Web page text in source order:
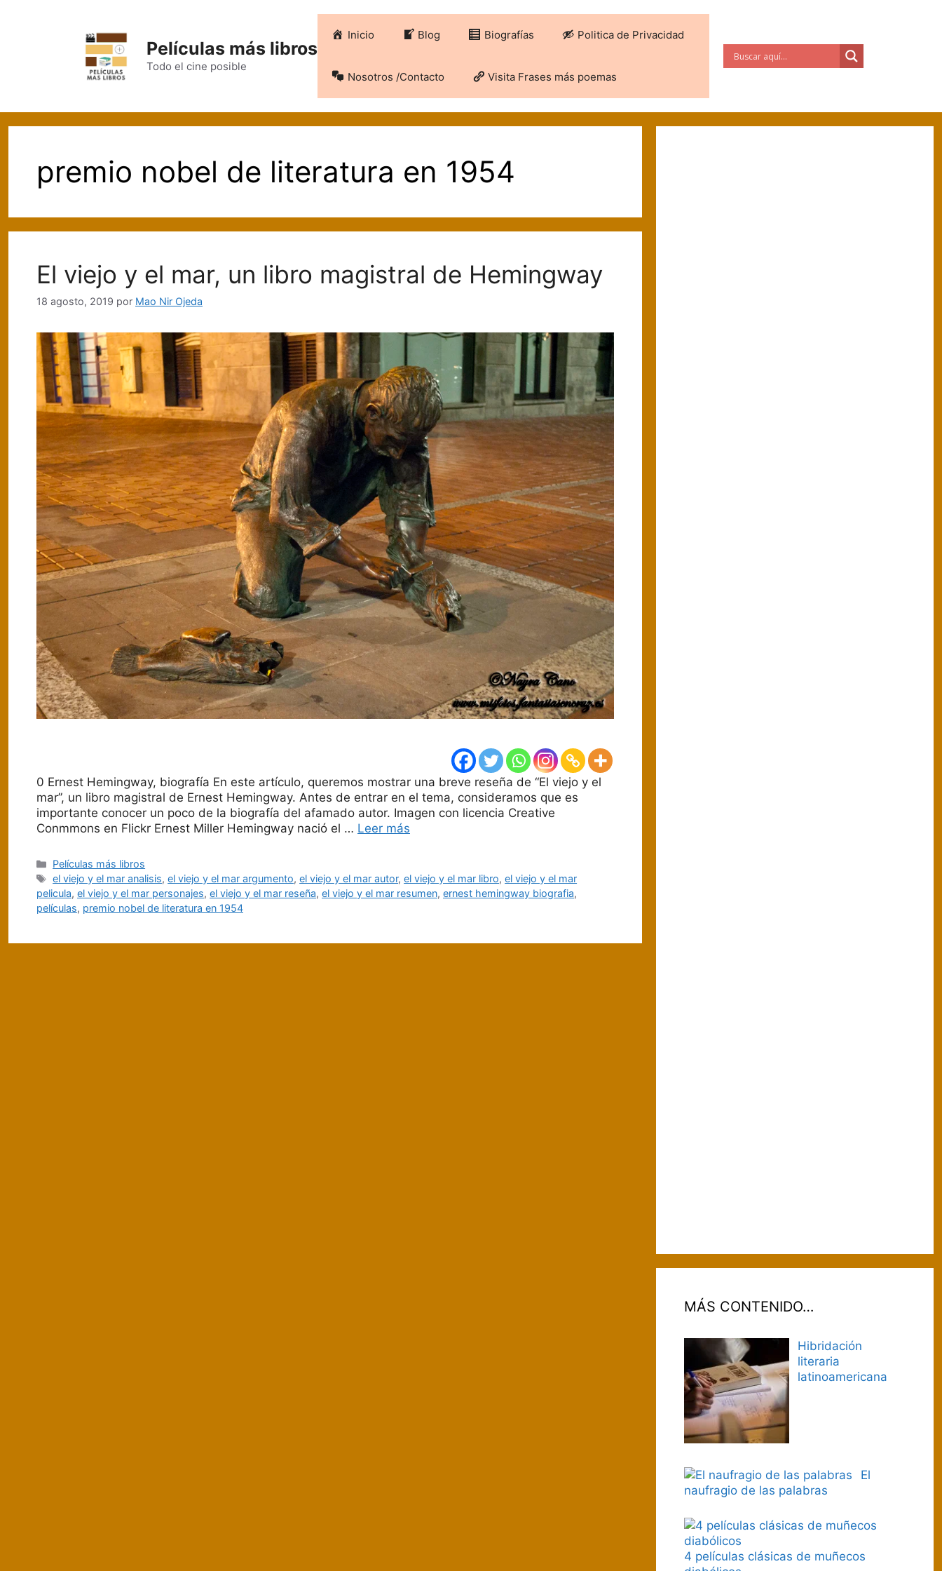
Películas más libros
Todo el cine posible
Inicio Blog Biografías Politica de Privacidad
Nosotros /Contacto Visita Frases más poemas
premio nobel de literatura en 1954
El viejo y el mar, un libro magistral de Hemingway
18 agosto, 2019 por Mao Nir Ojeda
0 Ernest Hemingway, biografía En este artículo, queremos mostrar una breve reseña de “El viejo y el
mar”, un libro magistral de Ernest Hemingway. Antes de entrar en el tema, consideramos que es
importante conocer un poco de la biografía del afamado autor. Imagen con licencia Creative
Conmmons en Flickr Ernest Miller Hemingway nació el … Leer más
Categorías
Películas más libros
Etiquetas
el viejo y el mar analisis,el viejo y el mar argumento,el viejo y el mar autor,el viejo y el mar libro,el viejo y el mar
pelicula, el viejo y el mar personajes, el viejo y el mar reseña, el viejo y el mar resumen, ernest hemingway biografia,
películas, premio nobel de literatura en 1954
MÁS CONTENIDO…
Hibridación
literaria
latinoamericana
El
naufragio de las palabras
4 películas clásicas de muñecos